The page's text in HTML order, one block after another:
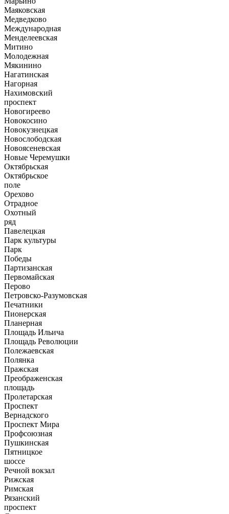
Маяковская
Медведково
Международная
Менделеевская
Митино
Молодежная
Мякинино
Нагатинская
Нагорная
Нахимовский
проспект
Новогиреево
Новокосино
Новокузнецкая
Новослободская
Новоясеневская
Новые Черемушки
Октябрьская
Октябрьское
поле
Орехово
Отрадное
Охотный
ряд
Павелецкая
Парк культуры
Парк
Победы
Партизанская
Первомайская
Перово
Петровско-Разумовская
Печатники
Пионерская
Планерная
Площадь Ильича
Площадь Революции
Полежаевская
Полянка
Пражская
Преображенская
площадь
Пролетарская
Проспект
Вернадского
Проспект Мира
Профсоюзная
Пушкинская
Пятницкое
шоссе
Речной вокзал
Рижская
Римская
Рязанский
проспект